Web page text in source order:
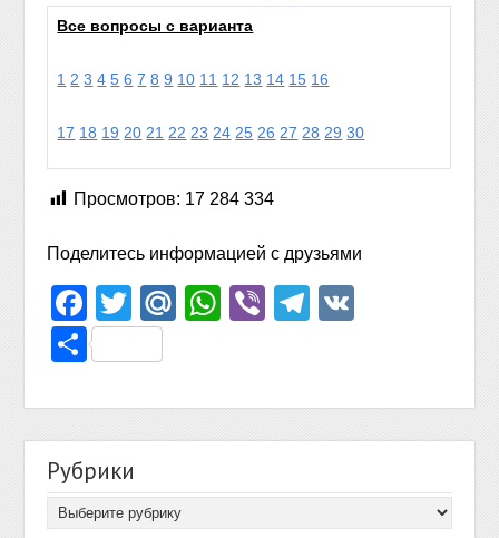
Все вопросы с варианта
1 2 3 4 5 6 7 8 9 10 11 12 13 14 15 16
17 18 19 20 21 22 23 24 25 26 27 28 29 30
Просмотров: 17 284 334
Поделитесь информацией с друзьями
Facebook
TwitterMail.Ru
WhatsApp
ViberTelegram
Отправить
Рубрики